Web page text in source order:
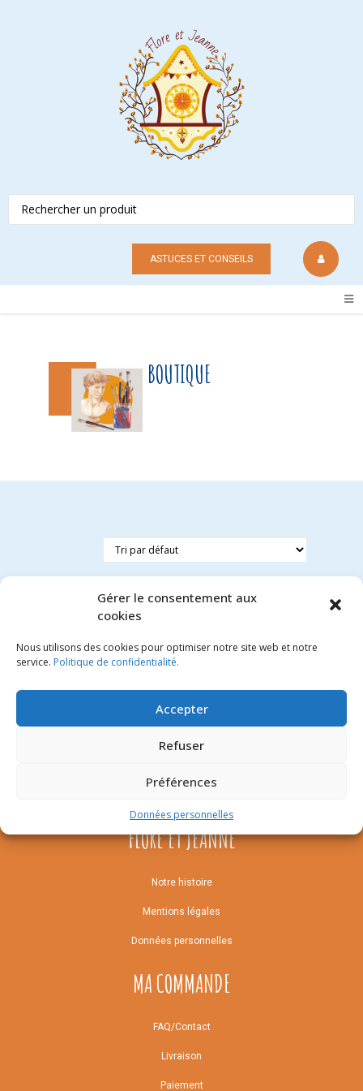
Gérer le consentement aux
cookies
Nous utilisons des cookies pour optimiser notre site web et notre
service. Politique de confidentialité.
Accepter
Refuser
Préférences
Données personnelles
ASTUCES ET CONSEILS
BOUTIQUE
Petit
dauphin
8.90€
FLORE ET JEANNE
Notre histoire
Mentions légales
Données personnelles
MA COMMANDE
FAQ/Contact
Livraison
Paiement